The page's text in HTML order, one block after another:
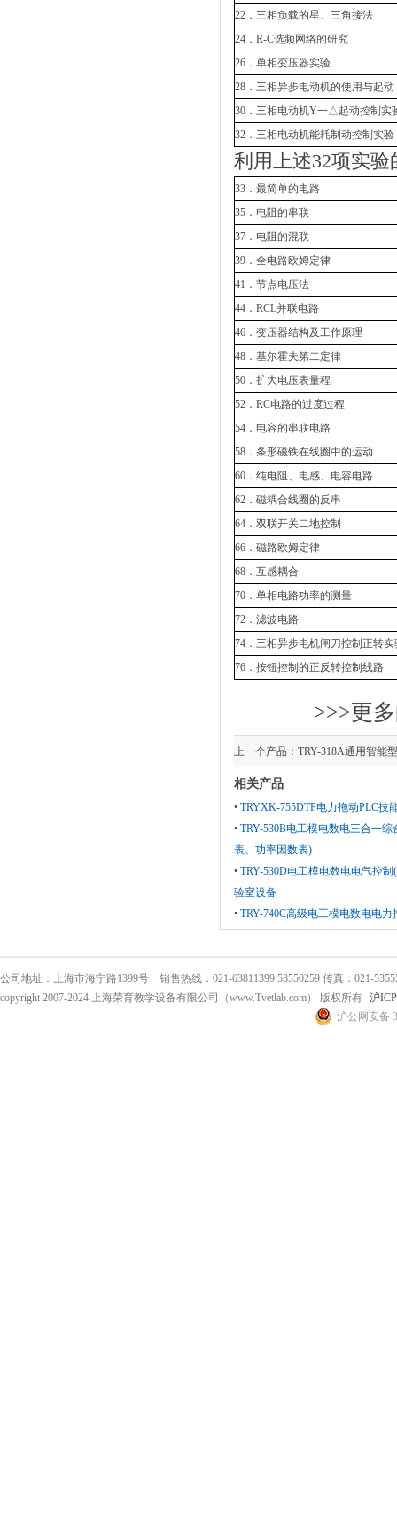
22．三相负载的星、三角接法
24．R-C选频网络的研究
26．单相变压器实验
28．三相异步电动机的使用与起动
30．三相电动机Y一△起动控制实
32．三相电动机能耗制动控制实验
利用上述32项实
33．最简单的电路
35．电阻的串联
37．电阻的混联
39．全电路欧姆定律
41．节点电压法
44．RCL并联电路
46．变压器结构及工作原理
48．基尔霍夫第二定律
50．扩大电压表量程
52．RC电路的过度过程
54．电容的串联电路
58．条形磁铁在线圈中的运动
60．纯电阻、电感、电容电路
62．磁耦合线圈的反串
64．双联开关二地控制
66．磁路欧姆定律
68．互感耦合
70．单相电路功率的测量
72．滤波电路
74．三相异步电机闸刀控制正转实
76．按钮控制的正反转控制线路
>>>更
上一个产品： TRY-318A通用智能
相关产品
• TRYXK-755DTP电力拖动PLC技
• TRY-530B电工模电数电三合一
表、功率因数表)
• TRY-530D电工模电数电电气控
验室设备
• TRY-740C高级电工模电数电电力
公司地址：上海市海宁路1399号 销售热线：021-63811399 53550259 传真：021-
copyright 2007-2024 上海荣育教学设备有限公司（www.Tvetlab.com） 版权所有 沪
沪公网安备